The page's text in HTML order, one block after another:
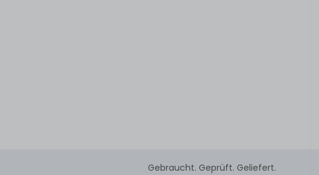
Gebraucht. Geprüft. Geliefert.